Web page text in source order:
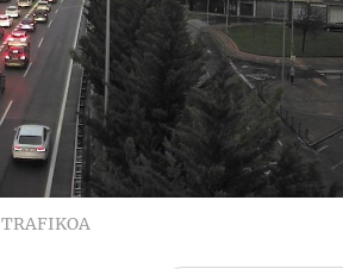
TRAFIKOA